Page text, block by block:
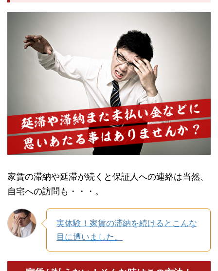
家賃の滞納や延滞が続くと保証人への連絡は当然、
自宅への訪問も・・・。
実体験！家賃の滞納を続けるとこんな
目に遭いました。